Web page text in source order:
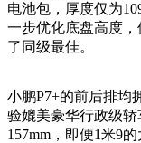
电池包，厚度仅为
一步优化底盘高度，
了同级最佳。
小鹏P7+的前后排均
验媲美豪华行政级
157mm，即便1米9